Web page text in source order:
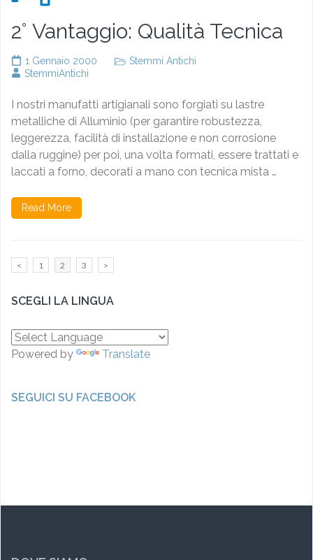
2° Vantaggio: Qualità Tecnica
1 Gennaio 2000
Stemmi Antichi
StemmiAntichi
I nostri manufatti artigianali sono forgiati su lastre
metalliche di Alluminio (per garantire robustezza,
leggerezza, facilità di installazione e non corrosione
dalla ruggine) per poi, una volta formati, essere trattati e
laccati a forno, decorati a mano con tecnica mista …
Read More
Paginazione
articoli
< Page
1 Page
2 Page
3 >
SCEGLI LA LINGUA
Powered by Translate
SEGUICI SU FACEBOOK